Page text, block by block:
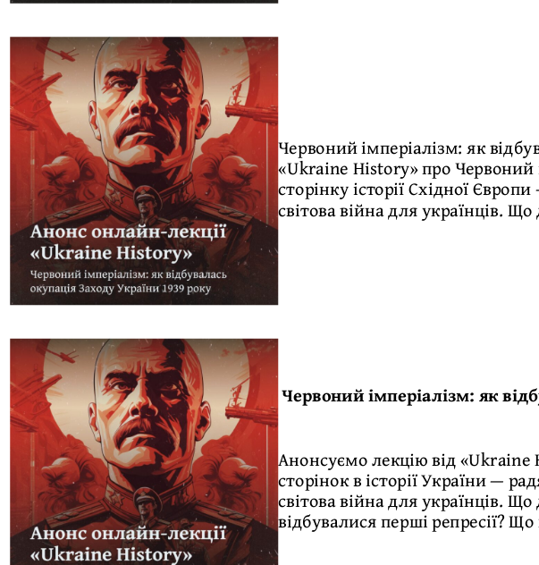
Червоний імперіалізм: як
«Ukraine History» про Червоний
сторінку історії Східної
світова війна для українців.
Червоний імперіалізм: як
Анонсуємо лекцію від
сторінок в історії України —
світова війна для українців.
відбувалися перші репресії?